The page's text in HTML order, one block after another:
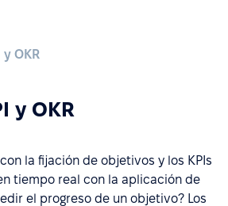
OKR
y OKR
la fijación de objetivos y los KPIs
tiempo real con la aplicación de
el progreso de un objetivo? Los